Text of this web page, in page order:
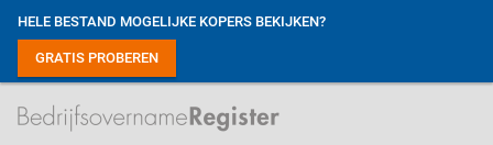
HELE BESTAND MOGELIJKE KOPERS BEKIJKEN?
GRATIS PROBEREN